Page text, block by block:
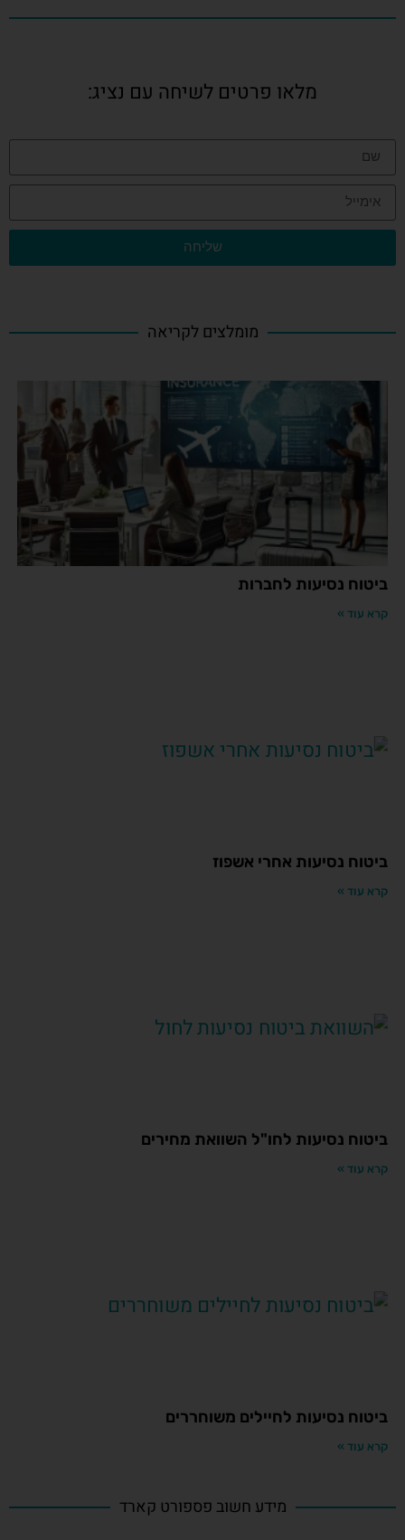
מלאו פרטים לשיחה עם נציג:
שליחה
מומלצים לקריאה
ביטוח נסיעות לחברות
קרא עוד »
ביטוח נסיעות אחרי אשפוז
קרא עוד »
ביטוח נסיעות לחו"ל השוואת מחירים
קרא עוד »
ביטוח נסיעות לחיילים משוחררים
קרא עוד »
מידע חשוב פספורט קארד